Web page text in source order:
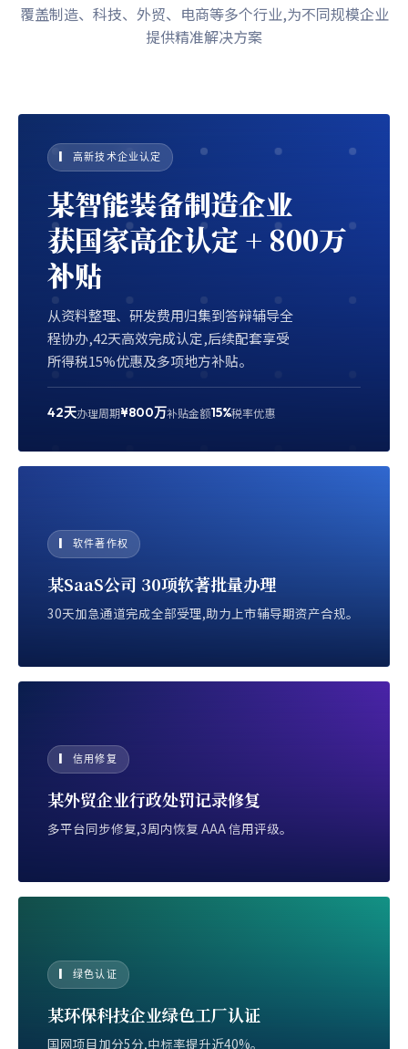
覆盖制造、科技、外贸、电商等多个行业,为不同规模企业
提供精准解决方案
▎ 高新技术企业认定
某智能装备制造企业
获国家高企认定 + 800万
补贴
从资料整理、研发费用归集到答辩辅导全
程协办,42天高效完成认定,后续配套享受
所得税15%优惠及多项地方补贴。
42天办理周期¥800万补贴金额15%税率优惠
▎ 软件著作权
某SaaS公司 30项软著批量办理
30天加急通道完成全部受理,助力上市辅导期资产合规。
▎ 信用修复
某外贸企业行政处罚记录修复
多平台同步修复,3周内恢复 AAA 信用评级。
▎ 绿色认证
某环保科技企业绿色工厂认证
国网项目加分5分,中标率提升近40%。